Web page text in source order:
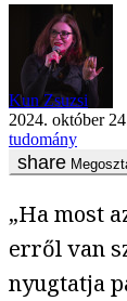
Kun Zsuzsi
2024. október
tudomány
„Ha most
erről van
nyugtatja